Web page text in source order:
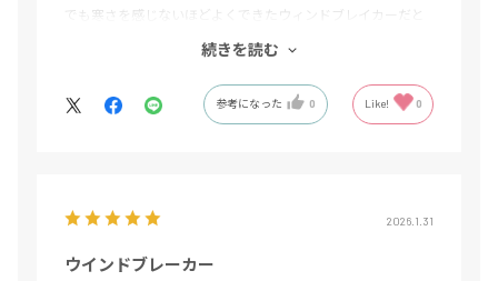
でも寒さを感じないほどよくできたウィンドブレイカーだと
スで、ターコイズブルーの色が綺麗なのと腕の部分にある白
い渦巻くようなマークがかっこよすぎる。いつも愛用してい
ます。
続きを読む
参考になった 0 Like! 0
2026.1.31
ウインドブレーカー